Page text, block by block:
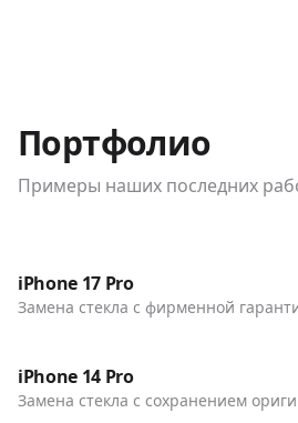
Портфолио
Примеры наших последних
Телефоны
iPhone 17 Pro
Замена стекла с фирменной
Телефоны
iPhone 14 Pro
Замена стекла с сохранением